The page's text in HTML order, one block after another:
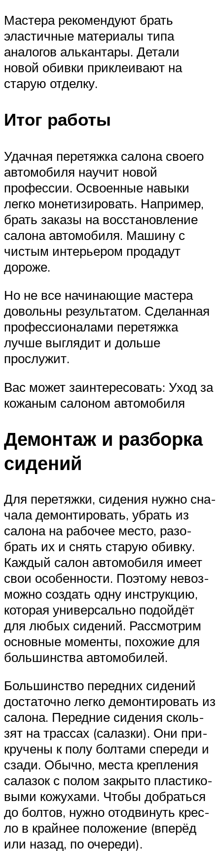
Мастера рекомендуют брать
эластичные материалы типа
аналогов алькантары. Детали
новой обивки приклеивают на
старую отделку.
Итог работы
Удачная перетяжка салона своего
автомобиля научит новой
профессии. Освоенные навыки
легко монетизировать. Например,
брать заказы на восстановление
салона автомобиля. Машину с
чистым интерьером продадут
дороже.
Но не все начинающие мастера
довольны результатом. Сделанная
профессионалами перетяжка
лучше выглядит и дольше
прослужит.
Вас может заинтересовать: Уход за
кожаным салоном автомобиля
Демонтаж и разборка
сидений
Для пере­тяж­ки, сиде­ния нуж­но сна­
ча­ла демон­ти­ро­вать, убрать из
сало­на на рабо­чее место, разо­
брать их и снять ста­рую обив­ку.
Каж­дый салон авто­мо­би­ля име­ет
свои осо­бен­но­сти. Поэто­му невоз­
мож­но создать одну инструк­цию,
кото­рая уни­вер­саль­но подой­дёт
для любых сиде­ний. Рас­смот­рим
основ­ные момен­ты, похо­жие для
боль­шин­ства автомобилей.
Боль­шин­ство перед­них сиде­ний
доста­точ­но лег­ко демон­ти­ро­вать из
сало­на. Перед­ние сиде­ния сколь­
зят на трас­сах (салаз­ки). Они при­
кру­че­ны к полу бол­та­ми спе­ре­ди и
сза­ди. Обыч­но, места креп­ле­ния
сала­зок с полом закры­то пла­сти­ко­
вы­ми кожу­ха­ми. Что­бы добрать­ся
до бол­тов, нуж­но ото­дви­нуть крес­
ло в край­нее поло­же­ние (впе­рёд
или назад, по очереди).